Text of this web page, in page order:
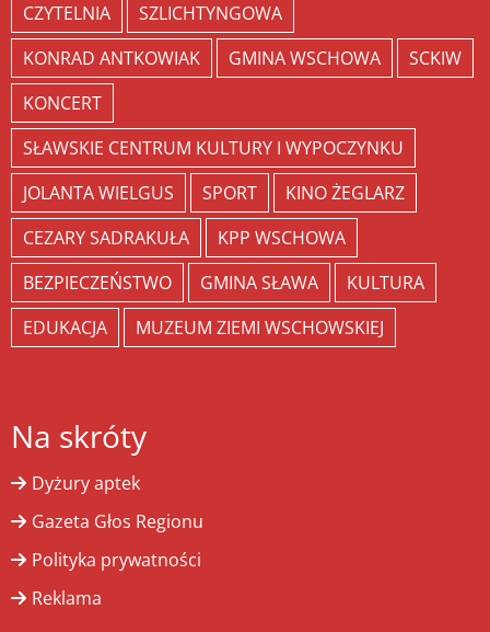
CZYTELNIA
SZLICHTYNGOWA
KONRAD ANTKOWIAK
GMINA WSCHOWA
SCKIW
KONCERT
SŁAWSKIE CENTRUM KULTURY I WYPOCZYNKU
JOLANTA WIELGUS
SPORT
KINO ŻEGLARZ
CEZARY SADRAKUŁA
KPP WSCHOWA
BEZPIECZEŃSTWO
GMINA SŁAWA
KULTURA
EDUKACJA
MUZEUM ZIEMI WSCHOWSKIEJ
Na skróty
Dyżury aptek
Gazeta Głos Regionu
Polityka prywatności
Reklama